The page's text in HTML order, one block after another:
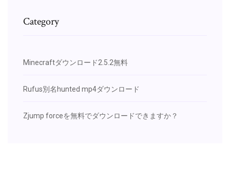
Category
Minecraftダウンロード2.5.2無料
Rufus別名hunted mp4ダウンロード
Zjump forceを無料でダウンロードできますか？